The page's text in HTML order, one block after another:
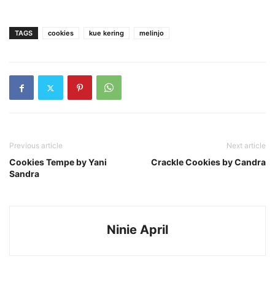
TAGS cookies kue kering melinjo
Previous article
Cookies Tempe by Yani
Sandra
Next article
Crackle Cookies by Candra
Ninie April